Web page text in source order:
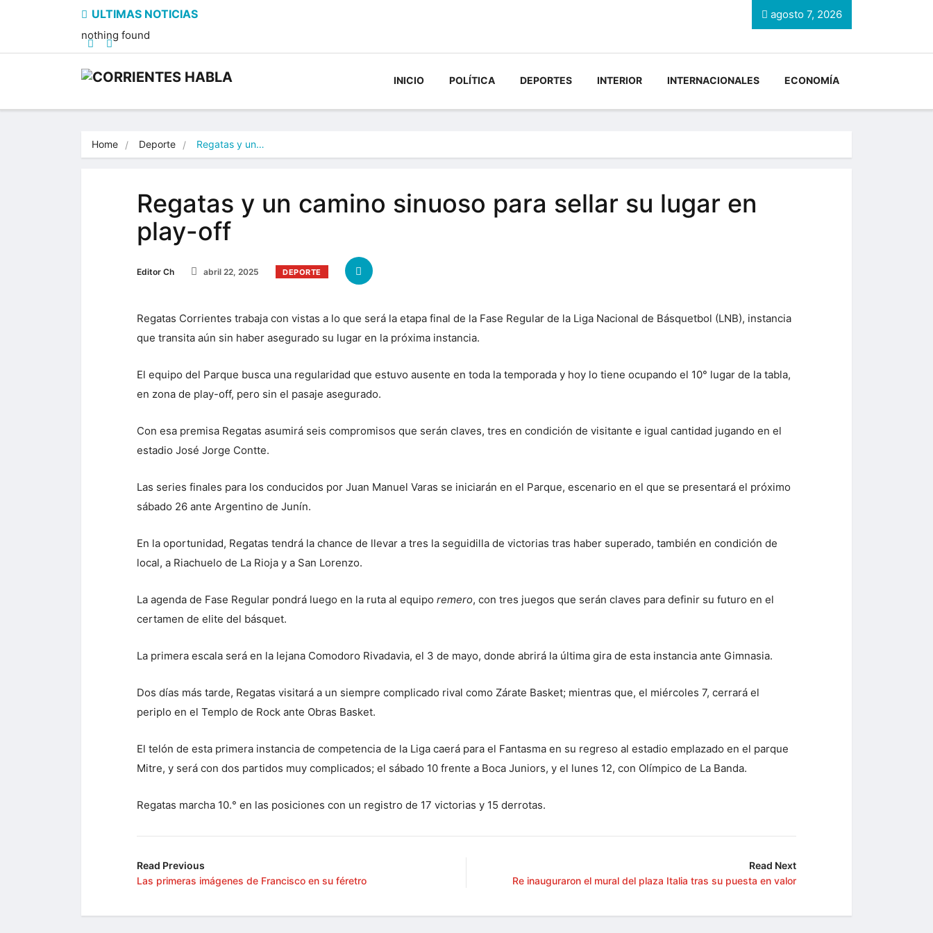
nothing found
agosto 7, 2026
INICIO POLÍTICA DEPORTES INTERIOR INTERNACIONALES ECONOMÍA
Home Deporte Regatas y un…
Regatas y un camino sinuoso para sellar su lugar en
play-off
Editor Ch abril 22, 2025 DEPORTE
Regatas Corrientes trabaja con vistas a lo que será la etapa final de la Fase Regular de la Liga Nacional de Básquetbol (LNB), instancia
que transita aún sin haber asegurado su lugar en la próxima instancia.
El equipo del Parque busca una regularidad que estuvo ausente en toda la temporada y hoy lo tiene ocupando el 10° lugar de la tabla,
en zona de play-off, pero sin el pasaje asegurado.
Con esa premisa Regatas asumirá seis compromisos que serán claves, tres en condición de visitante e igual cantidad jugando en el
estadio José Jorge Contte.
Las series finales para los conducidos por Juan Manuel Varas se iniciarán en el Parque, escenario en el que se presentará el próximo
sábado 26 ante Argentino de Junín.
En la oportunidad, Regatas tendrá la chance de llevar a tres la seguidilla de victorias tras haber superado, también en condición de
local, a Riachuelo de La Rioja y a San Lorenzo.
La agenda de Fase Regular pondrá luego en la ruta al equipo remero, con tres juegos que serán claves para definir su futuro en el
certamen de elite del básquet.
La primera escala será en la lejana Comodoro Rivadavia, el 3 de mayo, donde abrirá la última gira de esta instancia ante Gimnasia.
Dos días más tarde, Regatas visitará a un siempre complicado rival como Zárate Basket; mientras que, el miércoles 7, cerrará el
periplo en el Templo de Rock ante Obras Basket.
El telón de esta primera instancia de competencia de la Liga caerá para el Fantasma en su regreso al estadio emplazado en el parque
Mitre, y será con dos partidos muy complicados; el sábado 10 frente a Boca Juniors, y el lunes 12, con Olímpico de La Banda.
Regatas marcha 10.° en las posiciones con un registro de 17 victorias y 15 derrotas.
Read Previous
Las primeras imágenes de Francisco en su féretro
Read Next
Re inauguraron el mural del plaza Italia tras su puesta en valor